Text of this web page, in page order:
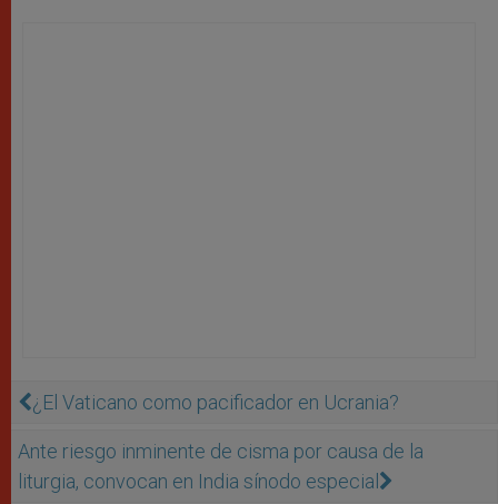
¿El Vaticano como pacificador en Ucrania?
Ante riesgo inminente de cisma por causa de la
liturgia, convocan en India sínodo especial